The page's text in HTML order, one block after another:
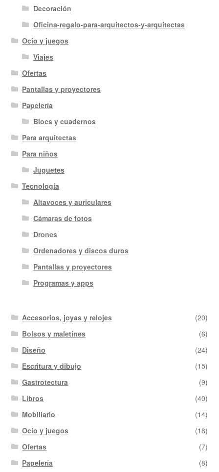
Decoración
Oficina-regalo-para-arquitectos-y-arquitectas
Ocio y juegos
Viajes
Ofertas
Pantallas y proyectores
Papelería
Blocs y cuadernos
Para arquitectas
Para niños
Juguetes
Tecnología
Altavoces y auriculares
Cámaras de fotos
Drones
Ordenadores y discos duros
Pantallas y proyectores
Programas y apps
Accesorios, joyas y relojes
(20)
Bolsos y maletines
(6)
Diseño
(24)
Escritura y dibujo
(15)
Gastrotectura
(9)
Libros
(40)
Mobiliario
(14)
Ocio y juegos
(18)
Ofertas
(7)
Papelería
(8)